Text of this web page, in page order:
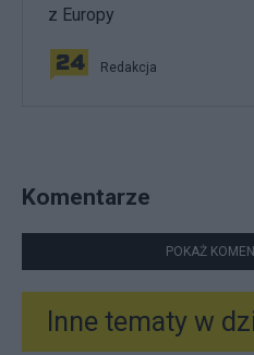
z Europy
Redakcja
Komentarze
POKAŻ
Inne tematy w